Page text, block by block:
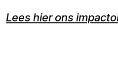
Lees hier ons